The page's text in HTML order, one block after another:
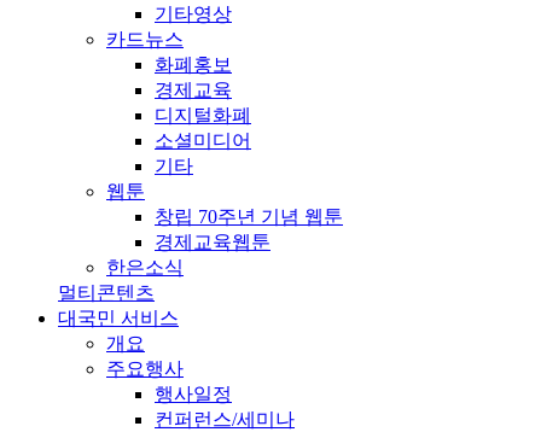
기타영상
카드뉴스
화폐홍보
경제교육
디지털화폐
소셜미디어
기타
웹툰
창립 70주년 기념 웹툰
경제교육웹툰
한은소식
멀티콘텐츠
대국민 서비스
개요
주요행사
행사일정
컨퍼런스/세미나